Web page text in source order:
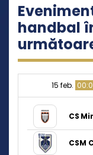
handbal
15 feb.
CS
CSM